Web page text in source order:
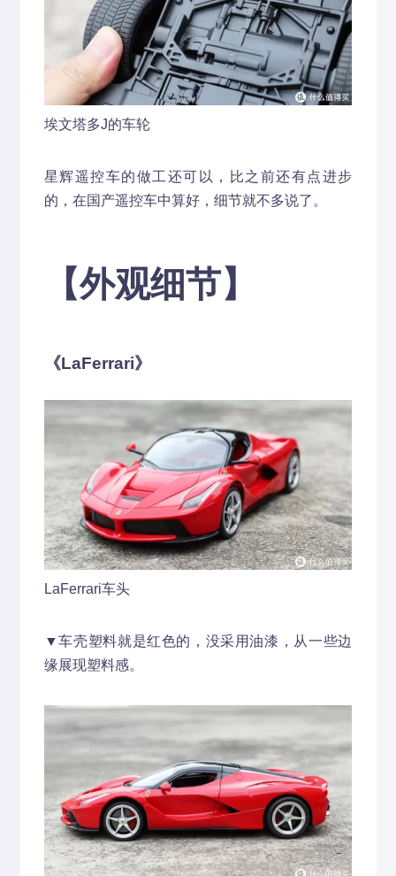
埃文塔多J的车轮
星辉遥控车的做工还可以，比之前还有点进步
的，在国产遥控车中算好，细节就不多说了。
【外观细节】
《LaFerrari》
LaFerrari车头
▼车壳塑料就是红色的，没采用油漆，从一些边
缘展现塑料感。